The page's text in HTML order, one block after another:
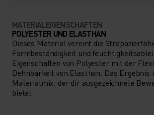
MATERIALEIGENSCHAFTEN
POLYESTER UND ELASTHAN
Dieses Material vereint die
Formbeständigkeit und
Eigenschaften von Polyester mit der
Dehnbarkeit von Elasthan. Das Ergebnis
Materialmix, der dir ausgezeichnete
bietet.